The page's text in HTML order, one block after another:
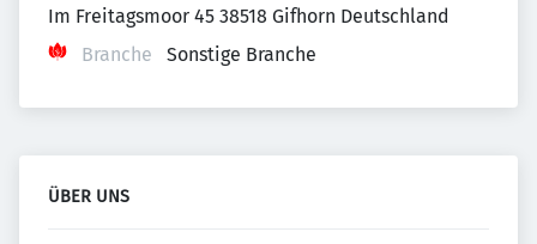
Im Freitagsmoor 45 38518 Gifhorn Deutschland
Branche
Sonstige Branche
ÜBER UNS